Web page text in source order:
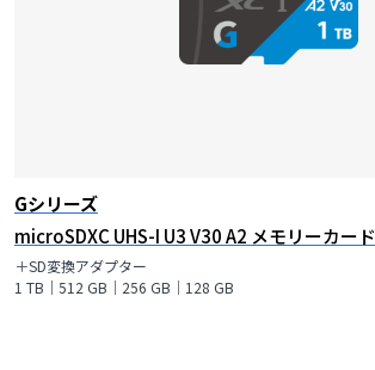
Gシリーズ
microSDXC UHS-I U3 V30 A2 メモリーカード
＋SD変換アダプター
1 TB｜512 GB｜256 GB｜128 GB